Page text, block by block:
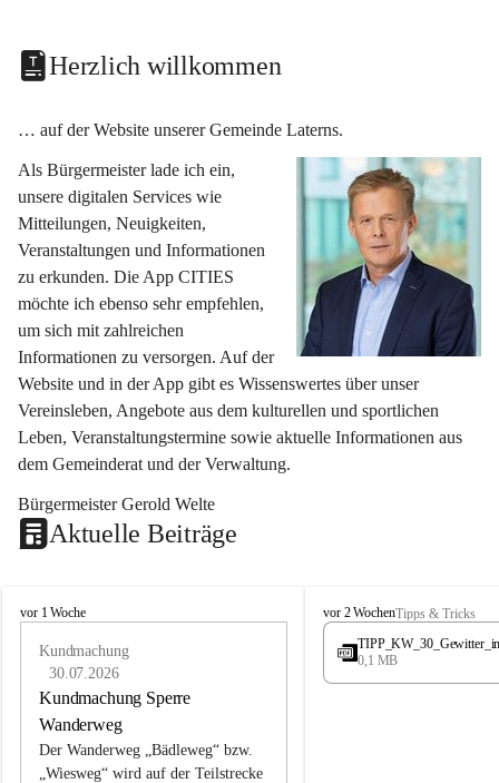
Herzlich willkommen
… auf der Website unserer Gemeinde Laterns.
Als Bürgermeister lade ich ein,
unsere digitalen Services wie
Mitteilungen, Neuigkeiten,
Veranstaltungen und Informationen
zu erkunden. Die App CITIES
möchte ich ebenso sehr empfehlen,
um sich mit zahlreichen
Informationen zu versorgen. Auf der
Website und in der App gibt es Wissenswertes über unser
Vereinsleben, Angebote aus dem kulturellen und sportlichen
Leben, Veranstaltungstermine sowie aktuelle Informationen aus
dem Gemeinderat und der Verwaltung.
Bürgermeister Gerold Welte
Aktuelle Beiträge
L
vor 1 Woche
Kundmachung
30.07.2026
Kundmachung Sperre
Wanderweg
Der Wanderweg „Bädleweg“ bzw.
„Wiesweg“ wird auf der Teilstrecke
L
a
e
vor 2 WochenTipps & Tricks
0,1 MB